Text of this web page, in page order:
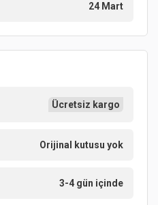
24 Mart
Ücretsiz kargo
Orijinal kutusu yok
3-4 gün içinde